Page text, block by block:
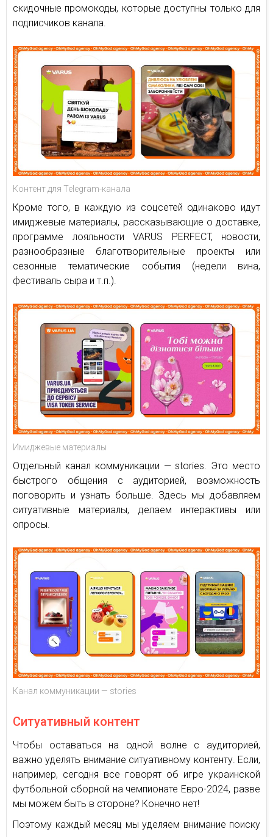
скидочные промокоды, которые доступны только для
подписчиков канала.
Контент для Telegram-канала
Кроме того, в каждую из соцсетей одинаково идут
имиджевые материалы, рассказывающие о доставке,
программе лояльности VARUS PERFECT, новости,
разнообразные благотворительные проекты или
сезонные тематические события (недели вина,
фестиваль сыра и т.п.).
Имиджевые материалы
Отдельный канал коммуникации — stories. Это место
быстрого общения с аудиторией, возможность
поговорить и узнать больше. Здесь мы добавляем
ситуативные материалы, делаем интерактивы или
опросы.
Канал коммуникации — stories
Ситуативный контент
Чтобы оставаться на одной волне с аудиторией,
важно уделять внимание ситуативному контенту. Если,
например, сегодня все говорят об игре украинской
футбольной сборной на чемпионате Евро-2024, разве
мы можем быть в стороне? Конечно нет!
Поэтому каждый месяц мы уделяем внимание поиску